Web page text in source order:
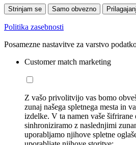
Strinjam se Samo obvezno
Politika zasebnosti
Posamezne nastavitve za varstvo
Customer match marketing
Z vašo privolitvijo vas bomo
zunaj našega spletnega mesta in
izdelke. V ta namen vaše šifrirane
sinhroniziramo z naslednjimi
uporabljamo njihove spletne